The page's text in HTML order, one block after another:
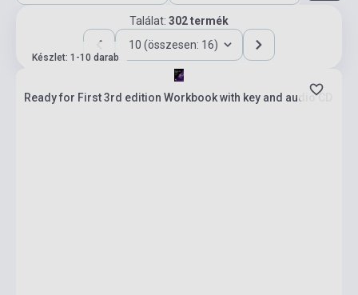
Találat: 302 termék
10 (összesen: 16)
Készlet: 1-10 darab
Ready for First 3rd edition Workbook with key and audio CD